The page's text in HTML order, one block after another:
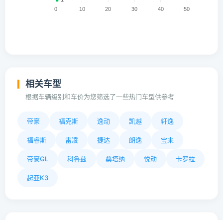
相关车型
根据车辆级别和车价为您筛选了一些热门车型供参考
帝豪 福克斯 逸动 凯越 轩逸
福睿斯 雷凌 捷达 朗逸 宝来
帝豪GL 科鲁兹 桑塔纳 悦动 卡罗拉
起亚K3